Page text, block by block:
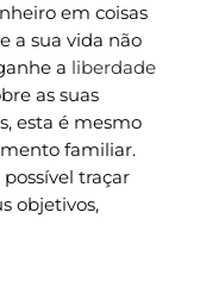
em coisas
a sua vida não
a liberdade
as suas
esta é mesmo
familiar.
traçar
objetivos,